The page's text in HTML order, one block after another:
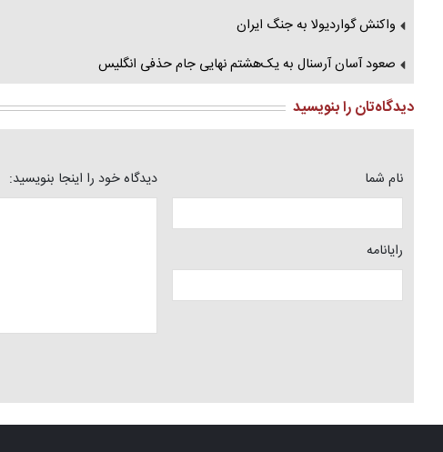
واکنش گواردیولا به جنگ ایران
‌صعود آسان آرسنال به یک‌هشتم نهایی جام حذفی انگلیس
دیدگاه‌تان را بنویسید
نام شما
رایانامه
دیدگاه خود را اینجا بنویسید: